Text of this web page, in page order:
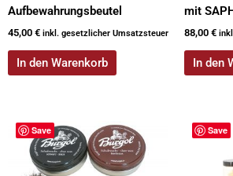
Aufbewahrungsbeutel
45,00 € inkl. gesetzlicher Umsatzsteuer
In den Warenkorb
mit
88,00 €
In den
Save Save